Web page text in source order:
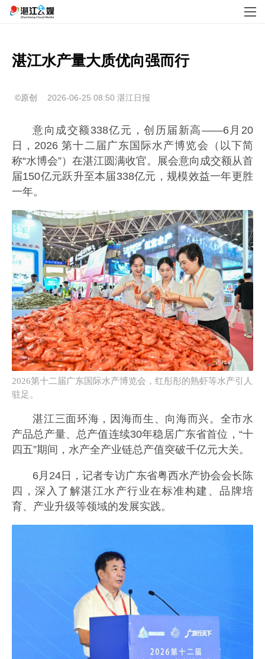
©原创 2026-06-25 08:50 湛江日报
意向成交额338亿元，创历届新高——6月20
日，2026 第十二届广东国际水产博览会（以下简
称“水博会”）在湛江圆满收官。展会意向成交额从首
届150亿元跃升至本届338亿元，规模效益一年更胜
一年。
2026第十二届广东国际水产博览会，红彤彤的熟虾等水产引人
驻足。
湛江三面环海，因海而生、向海而兴。全市水
产品总产量、总产值连续30年稳居广东省首位，“十
四五”期间，水产全产业链总产值突破千亿元大关。
6月24日，记者专访广东省粤西水产协会会长陈
四，深入了解湛江水产行业在标准构建、品牌培
育、产业升级等领域的发展实践。